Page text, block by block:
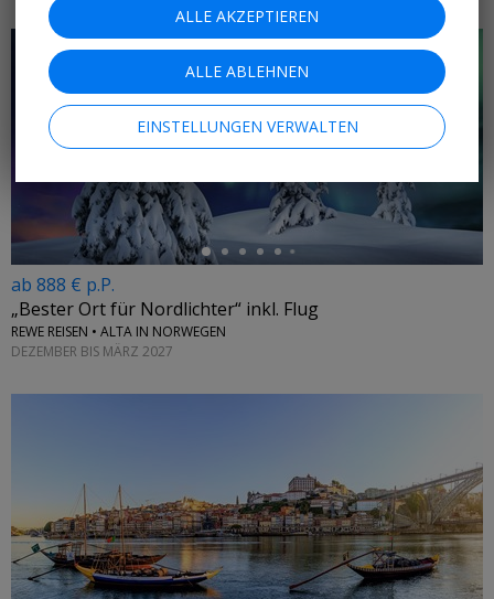
←
ab 888 € p.P.
„Bester Ort für Nordlichter“ inkl. Flug
REWE REISEN • ALTA IN NORWEGEN
DEZEMBER BIS MÄRZ 2027
ALLE AKZEPTIEREN
ALLE ABLEHNEN
EINSTELLUNGEN VERWALTEN